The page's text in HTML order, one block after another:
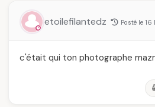
etoilefilantedz Posté le
c'était qui ton photographe